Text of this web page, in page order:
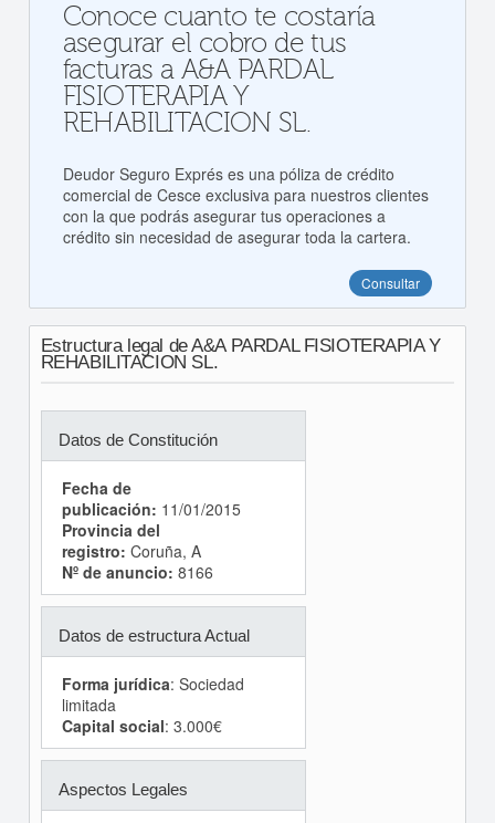
Conoce cuanto te costaría
asegurar el cobro de tus
facturas a A&A PARDAL
FISIOTERAPIA Y
REHABILITACION SL.
Deudor Seguro Exprés es una póliza de crédito
comercial de Cesce exclusiva para nuestros clientes
con la que podrás asegurar tus operaciones a
crédito sin necesidad de asegurar toda la cartera.
Consultar
Estructura legal de A&A PARDAL FISIOTERAPIA Y
REHABILITACION SL.
Datos de Constitución
Fecha de
publicación: 11/01/2015
Provincia del
registro: Coruña, A
Nº de anuncio: 8166
Datos de estructura Actual
Forma jurídica: Sociedad
limitada
Capital social: 3.000€
Aspectos Legales